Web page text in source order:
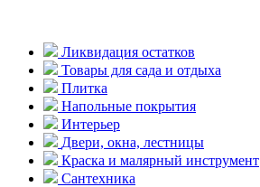
Ликвидация остатков
Товары для сада и отдыха
Плитка
Напольные покрытия
Интерьер
Двери, окна, лестницы
Краска и малярный инструмент
Сантехника